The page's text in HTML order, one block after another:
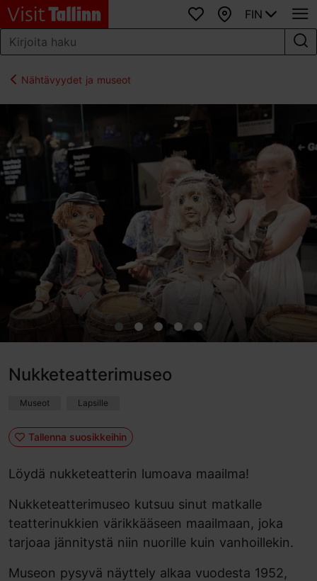
SuosikitKartta
FIN
Nähtävyydet ja museot
Nukketeatterimuseo
Museot Lapsille
Tallenna suosikkeihin
Löydä nukketeatterin lumoava maailma!
Nukketeatterimuseo kutsuu sinut matkalle
teatterinukkien värikkääseen maailmaan, joka
tarjoaa jännitystä niin nuorille kuin vanhoillekin.
Museon pysyvä näyttely alkaa vuodesta 1952,